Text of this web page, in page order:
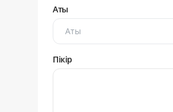
Аты
Пікір